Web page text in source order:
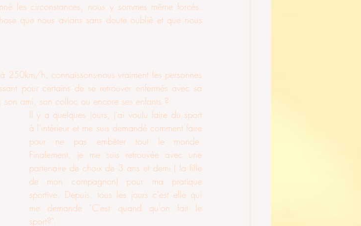
les circonstances, nous y sommes même forcés.
que nous avions sans doute oublié et que nous
250km/h, connaissons-nous vraiment les personnes
pour certains de se retrouver enfermés avec sa
ami, son colloc ou encore ses enfants ?
Il y a quelques jours, j'ai voulu faire du sport
à l'intérieur et me suis demandé comment faire
pour ne pas embêter tout le monde.
Finalement, je me suis retrouvée avec une
partenaire de choix de 3 ans et demi ( la fille
de mon compagnon) pour ma pratique
sportive. Depuis, tous les jours c'est elle qui
me demande "C'est quand qu'on fait le
sport?".